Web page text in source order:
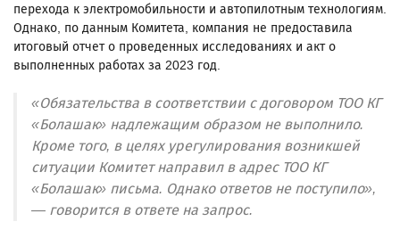
перехода к электромобильности и автопилотным технологиям.
Однако, по данным Комитета, компания не предоставила
итоговый отчет о проведенных исследованиях и акт о
выполненных работах за 2023 год.
«Обязательства в соответствии с договором ТОО КГ
«Болашак» надлежащим образом не выполнило.
Кроме того, в целях урегулирования возникшей
ситуации Комитет направил в адрес ТОО КГ
«Болашак» письма. Однако ответов не поступило»,
— говорится в ответе на запрос.